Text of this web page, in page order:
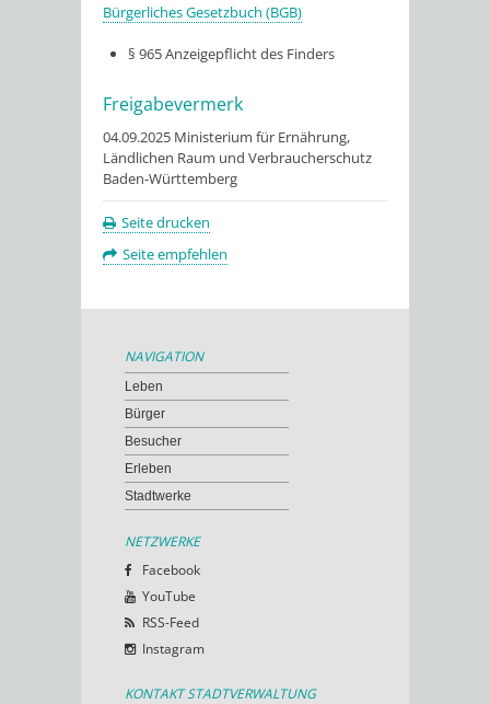
Bürgerliches Gesetzbuch (BGB)
§ 965 Anzeigepflicht des Finders
Freigabevermerk
04.09.2025 Ministerium für Ernährung,
Ländlichen Raum und Verbraucherschutz
Baden-Württemberg
Seite drucken
Seite empfehlen
NAVIGATION
Leben
Bürger
Besucher
Erleben
Stadtwerke
NETZWERKE
Facebook
YouTube
RSS-Feed
Instagram
KONTAKT STADTVERWALTUNG